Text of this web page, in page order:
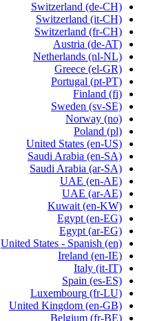
Switzerland (de-CH)
Switzerland (it-CH)
Switzerland (fr-CH)
Austria (de-AT)
Netherlands (nl-NL)
Greece (el-GR)
Portugal (pt-PT)
Finland (fi)
Sweden (sv-SE)
Norway (no)
Poland (pl)
United States (en-US)
Saudi Arabia (en-SA)
Saudi Arabia (ar-SA)
UAE (en-AE)
UAE (ar-AE)
Kuwait (en-KW)
Egypt (en-EG)
Egypt (ar-EG)
United States - Spanish (en)
Ireland (en-IE)
Italy (it-IT)
Spain (es-ES)
Luxembourg (fr-LU)
United Kingdom (en-GB)
Belgium (fr-BE)